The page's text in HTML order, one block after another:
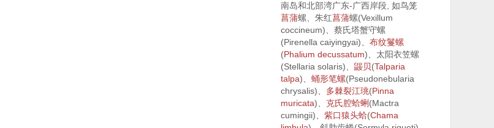
南岛和北部湾广东-广西岸段, 如鸟笼
菖蒲螺、朱红菖蒲螺(Vexillum
coccineum)、蔡氏塔蟹守螺
(Pirenella caiyingyai)、 布纹鬘螺
(Phalium decussatum)、太阳衣笠螺
(Stellaria solaris)、 鼹贝(Talparia
talpa)、 蛹形笔螺(Pseudonebularia
chrysalis)、 多棘裂江珧(Pinna
muricata)、 克氏腔蛤蜊(Mactra
cumingii)、 紫口猿头蛤(Chama